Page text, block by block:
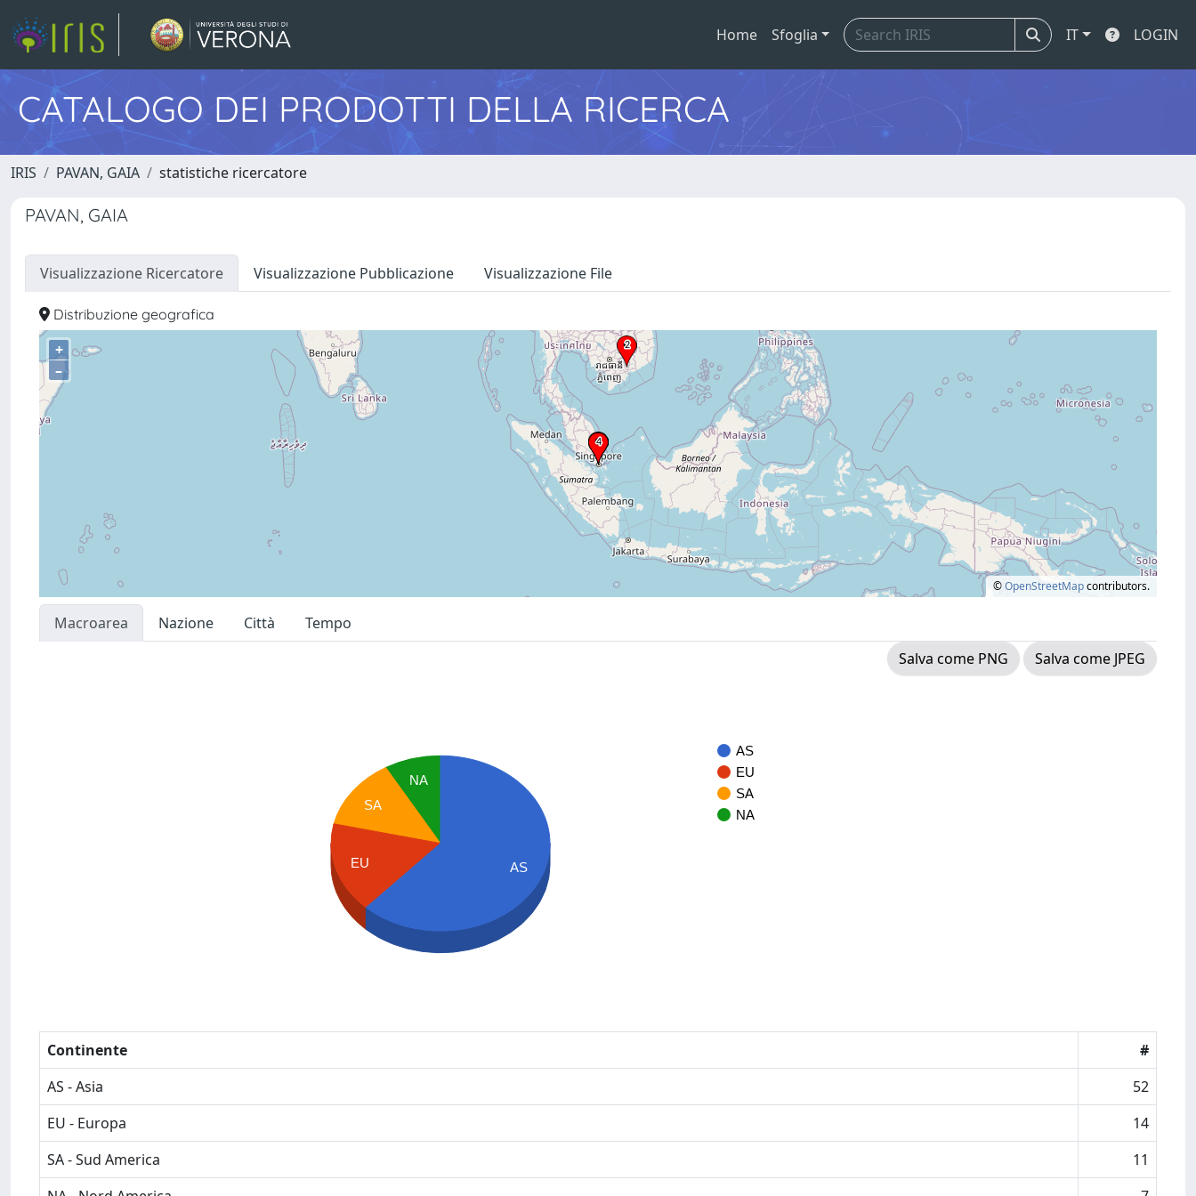
Home Sfoglia IT LOGIN
CATALOGO DEI PRODOTTI DELLA RICERCA
IRIS PAVAN, GAIA statistiche ricercatore
PAVAN, GAIA
Visualizzazione Ricercatore Visualizzazione Pubblicazione Visualizzazione File
Distribuzione geografica
+
–
©OpenStreetMapcontributors.
Macroarea Nazione Città
Tempo
Salva come PNG
Salva come JPEG
AS
EU
SA
NA
NA
SA
EU AS
Continente
#
AS - Asia
52
EU - Europa
14
SA - Sud America
11